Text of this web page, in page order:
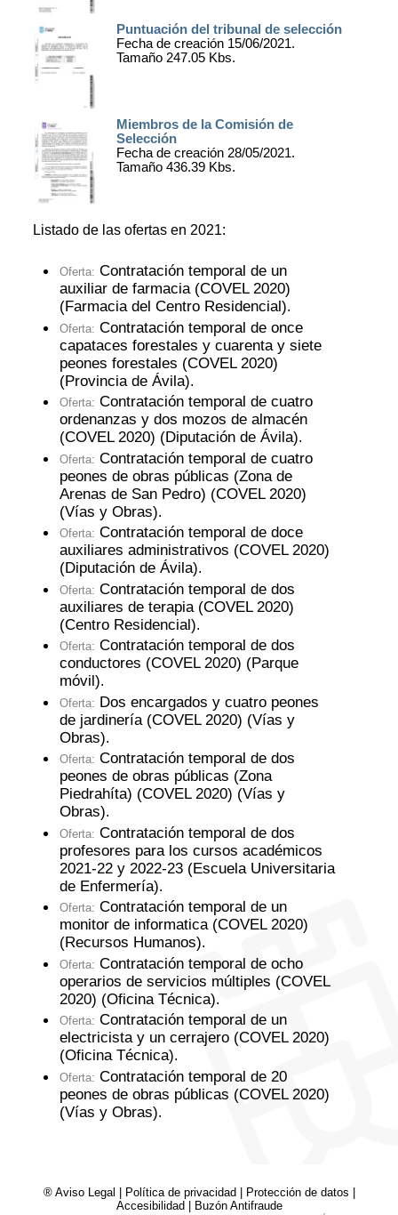
Puntuación del tribunal de selección
Fecha de creación 15/06/2021.
Tamaño 247.05 Kbs.
Miembros de la Comisión de
Selección
Fecha de creación 28/05/2021.
Tamaño 436.39 Kbs.
Listado de las ofertas en 2021:
Oferta: Contratación temporal de un
auxiliar de farmacia (COVEL 2020)
(Farmacia del Centro Residencial).
Oferta: Contratación temporal de once
capataces forestales y cuarenta y siete
peones forestales (COVEL 2020)
(Provincia de Ávila).
Oferta: Contratación temporal de cuatro
ordenanzas y dos mozos de almacén
(COVEL 2020) (Diputación de Ávila).
Oferta: Contratación temporal de cuatro
peones de obras públicas (Zona de
Arenas de San Pedro) (COVEL 2020)
(Vías y Obras).
Oferta: Contratación temporal de doce
auxiliares administrativos (COVEL 2020)
(Diputación de Ávila).
Oferta: Contratación temporal de dos
auxiliares de terapia (COVEL 2020)
(Centro Residencial).
Oferta: Contratación temporal de dos
conductores (COVEL 2020) (Parque
móvil).
Oferta: Dos encargados y cuatro peones
de jardinería (COVEL 2020) (Vías y
Obras).
Oferta: Contratación temporal de dos
peones de obras públicas (Zona
Piedrahíta) (COVEL 2020) (Vías y
Obras).
Oferta: Contratación temporal de dos
profesores para los cursos académicos
2021-22 y 2022-23 (Escuela Universitaria
de Enfermería).
Oferta: Contratación temporal de un
monitor de informatica (COVEL 2020)
(Recursos Humanos).
Oferta: Contratación temporal de ocho
operarios de servicios múltiples (COVEL
2020) (Oficina Técnica).
Oferta: Contratación temporal de un
electricista y un cerrajero (COVEL 2020)
(Oficina Técnica).
Oferta: Contratación temporal de 20
peones de obras públicas (COVEL 2020)
(Vías y Obras).
® Aviso Legal | Política de privacidad| Protección de datos |
Accesibilidad| Buzón Antifraude